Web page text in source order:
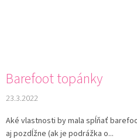
Barefoot topánky
23.3.2022
Aké vlastnosti by mala spĺňať
aj pozdĺžne (ak je podrážka o...